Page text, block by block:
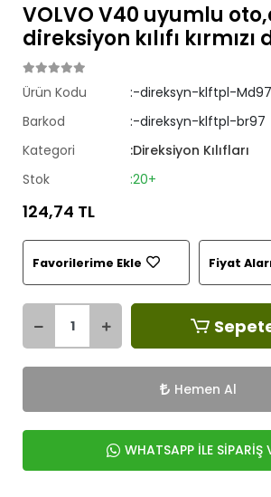
VOLVO V40 uyumlu
direksiyon kılıfı kırmızı
Ürün Kodu
:-direksyn-klftpl-Md97
Barkod
:-direksyn-klftpl-br97
Kategori
:Direksiyon Kılıfları
Stok
:20+
124,74 TL
Favorilerime Ekle Fiyat
Hemen Al
WHATSAPP İLE SİPARİŞ